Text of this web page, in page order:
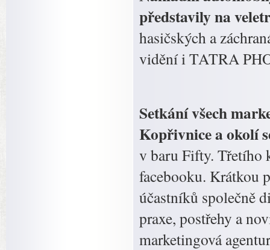
představily na
hasičských a
vidění i TATRA
Setkání všech
Kopřivnice a okolí
v baru Fifty. Třetího
facebooku. Krátkou
účastníků společně
praxe, postřehy a
marketingová